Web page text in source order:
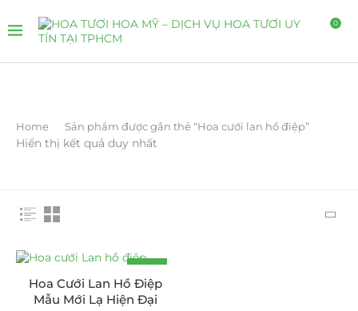
0
Home Sản phẩm được gắn thẻ “Hoa cưới lan hồ điệp”
Hiển thị kết quả duy nhất
-16%
Hoa Cưới Lan Hồ Điệp
Mẫu Mới Lạ Hiện Đại